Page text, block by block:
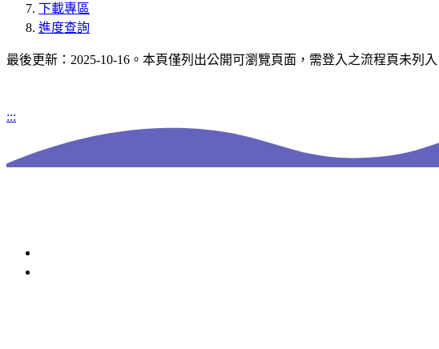
下載專區
進度查詢
最後更新：2025-10-16。本頁僅列出公開可瀏覽頁面，需登入之流程頁未列入
:::